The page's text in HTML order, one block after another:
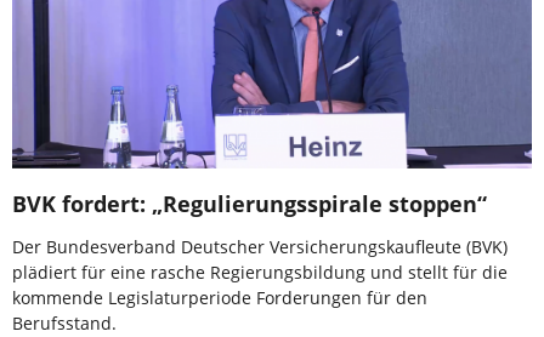
BVK fordert: „Regulierungsspirale stoppen“
Der Bundesverband Deutscher Versicherungskaufleute (BVK)
plädiert für eine rasche Regierungsbildung und stellt für die
kommende Legislaturperiode Forderungen für den
Berufsstand.